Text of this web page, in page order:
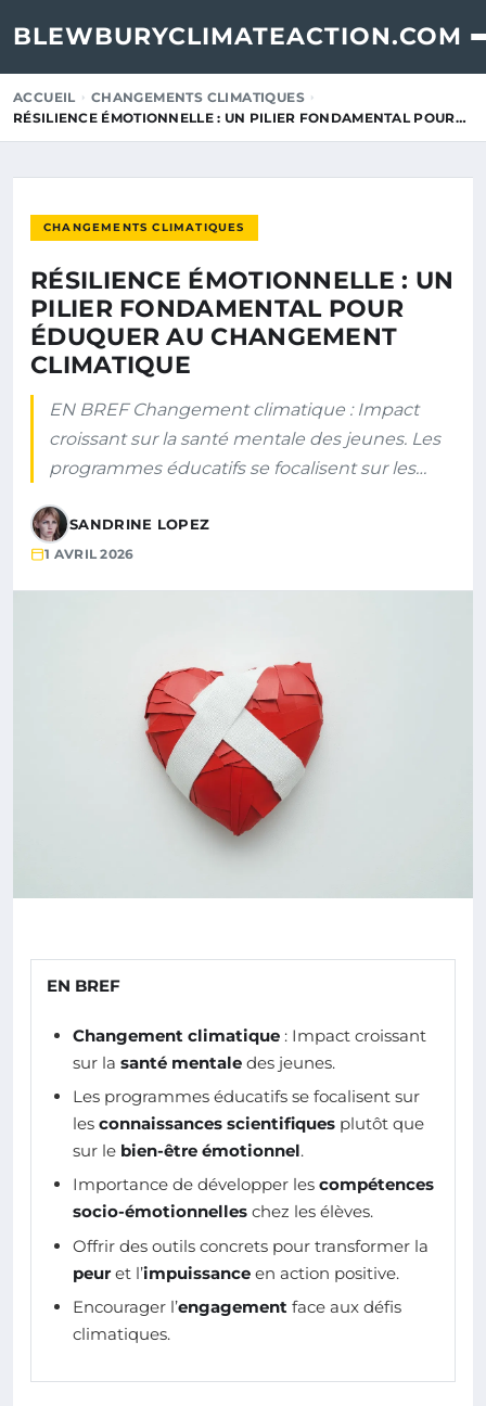
BLEWBURYCLIMATEACTION.COM
ACCUEIL
CHANGEMENTS CLIMATIQUES
RÉSILIENCE ÉMOTIONNELLE : UN PILIER FONDAMENTAL POUR…
CHANGEMENTS CLIMATIQUES
RÉSILIENCE ÉMOTIONNELLE : UN
PILIER FONDAMENTAL POUR
ÉDUQUER AU CHANGEMENT
CLIMATIQUE
EN BREF Changement climatique : Impact
croissant sur la santé mentale des jeunes. Les
programmes éducatifs se focalisent sur les…
SANDRINE LOPEZ
1 AVRIL 2026
EN BREF
Changement climatique : Impact croissant
sur la santé mentale des jeunes.
Les programmes éducatifs se focalisent sur
les connaissances scientifiques plutôt que
sur le bien-être émotionnel.
Importance de développer les compétences
socio-émotionnelles chez les élèves.
Offrir des outils concrets pour transformer la
peur et l’impuissance en action positive.
Encourager l’engagement face aux défis
climatiques.